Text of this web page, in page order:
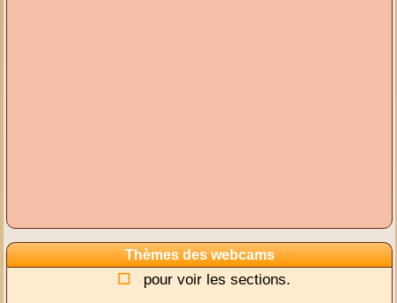
Thèmes des webcams
pour voir les sections.